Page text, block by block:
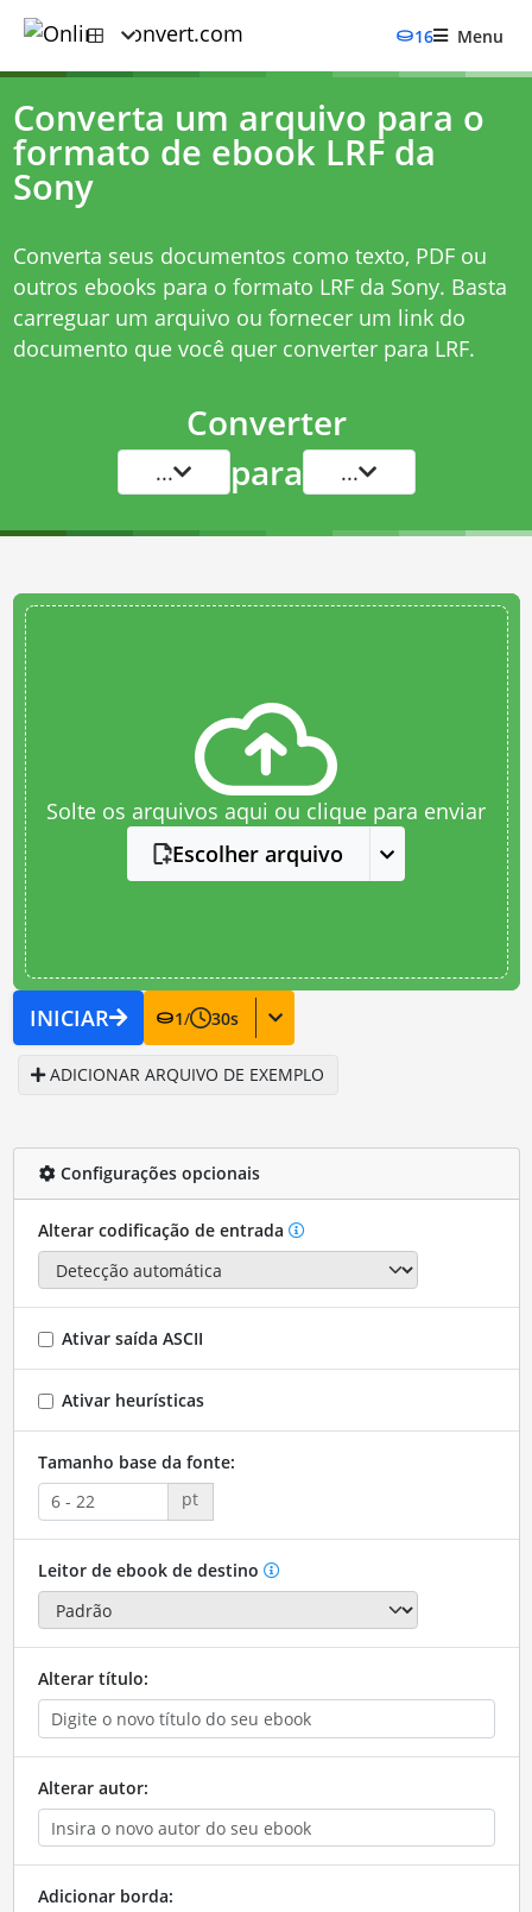
16 Menu
Converta um arquivo para o
formato de ebook LRF da
Sony
Converta seus documentos como texto, PDF ou
outros ebooks para o formato LRF da Sony. Basta
carreguar um arquivo ou fornecer um link do
documento que você quer converter para LRF.
Converter
... para ...
Solte os arquivos aqui ou clique para enviar
Escolher arquivo
INICIAR 1/ 30s
ADICIONAR ARQUIVO DE EXEMPLO
Configurações opcionais
Alterar codificação de entrada
Ativar saída ASCII
Ativar heurísticas
Tamanho base da fonte:
pt
Leitor de ebook de destino
Alterar título:
Alterar autor:
Adicionar borda: